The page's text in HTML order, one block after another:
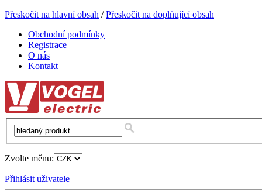
Přeskočit na hlavní obsah /Přeskočit na doplňující obsah
Obchodní podmínky
Registrace
O nás
Kontakt
Zvolte měnu:
Přihlásit uživatele